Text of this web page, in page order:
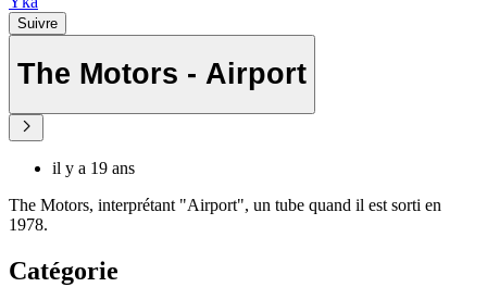
Suivre
The Motors - Airport
il y a 19 ans
The Motors, interprétant "Airport", un tube quand il est sorti en
1978.
Catégorie